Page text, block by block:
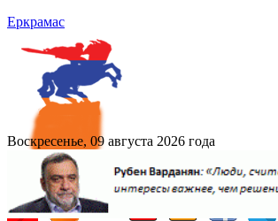
Еркрамас
Воскресенье, 09 августа 2026 года